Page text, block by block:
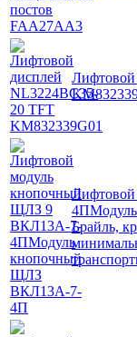
Лифтовой
Брайль,